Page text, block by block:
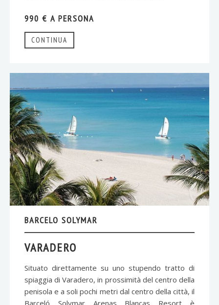
990 € A PERSONA
CONTINUA
BARCELO SOLYMAR
VARADERO
Situato direttamente su uno stupendo tratto di
spiaggia di Varadero, in prossimità del centro della
penisola e a soli pochi metri dal centro della città, il
Barceló Solymar Arenas Blancas Resort è